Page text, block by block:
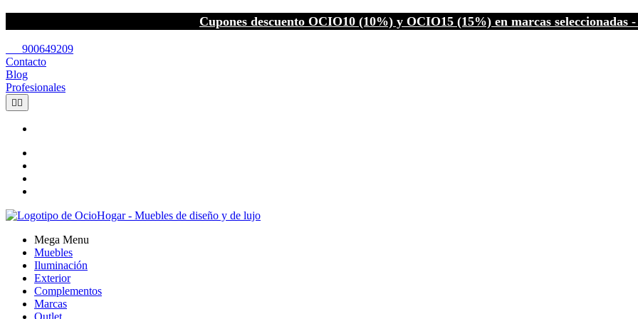
Cupones descuento OCIO10 (10%) y OCIO15 (15%) en marcas seleccionadas
900649209
Contacto
Blog
Profesionales
 
Mega Menu
Muebles
Iluminación
Exterior
Complementos
Marcas
Outlet